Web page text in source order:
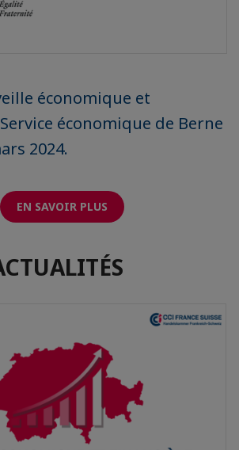
économique et
économique de Berne
2024.
EN SAVOIR PLUS